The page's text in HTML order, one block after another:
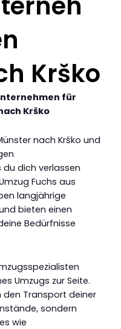
Krško
für
Krško
nach Krško und
dich verlassen
Fuchs aus
langjährige
bieten einen
Bedürfnisse
Umzugs zur Seite.
den Transport deiner
sondern
wie